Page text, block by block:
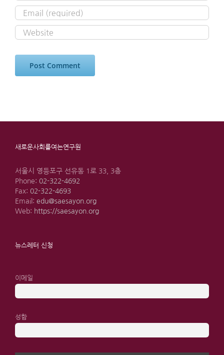
새로운사회를여는연구원
서울시 영등포구 선유동 1로 33, 3층
Phone: 02-322-4692
Fax: 02-322-4693
Email: edu@saesayon.org
Web: https://saesayon.org
뉴스레터 신청
이메일
성함